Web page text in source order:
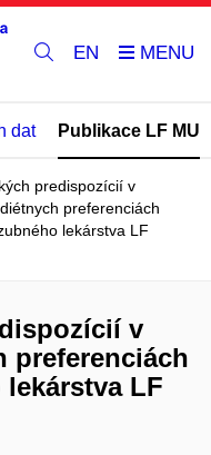
EN
dat Publikace LF MU
predispozícií v
preferenciách
lekárstva LF
v
preferenciách
LF